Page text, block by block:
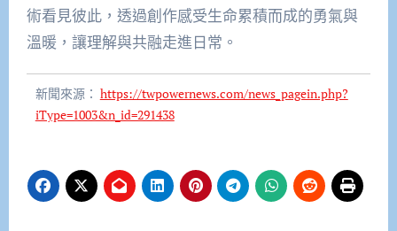
術看見彼此，透過創作感受生命累積而成的勇氣與
溫暖，讓理解與共融走進日常。
新聞來源： https://twpowernews.com/news_pagein.php?
iType=1003&n_id=291438